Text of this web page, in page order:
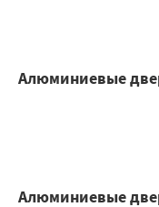
Алюминиевые
Алюминиевые